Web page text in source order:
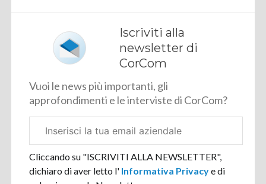
Iscriviti alla
newsletter di
CorCom
Vuoi le news più importanti, gli
approfondimenti e le interviste di CorCom?
aziendale
Cliccando su "ISCRIVITI ALLA NEWSLETTER",
dichiaro di aver letto l' Informativa Privacye di